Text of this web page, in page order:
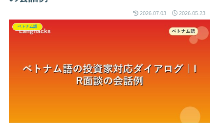
2026.07.03 2026.05.23
ベトナム語